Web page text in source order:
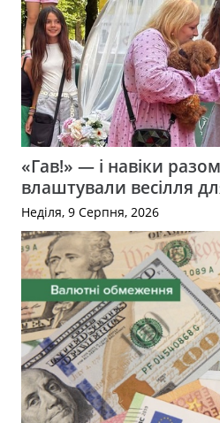
«Гав!» — і навіки
влаштували весілля
Неділя, 9 Серпня, 2026